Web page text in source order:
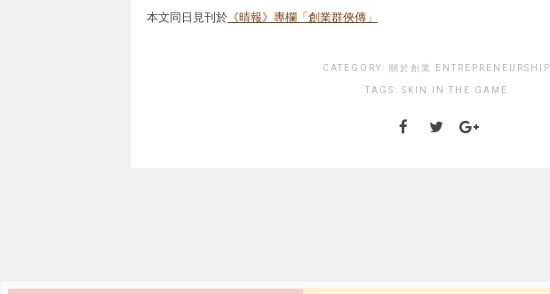
本文同日見刊於 《晴報》專欄「創業群俠傳」
CATEGORY: 關於創業 ENTREPRENEURSHIP
TAGS: SKIN IN THE GAME